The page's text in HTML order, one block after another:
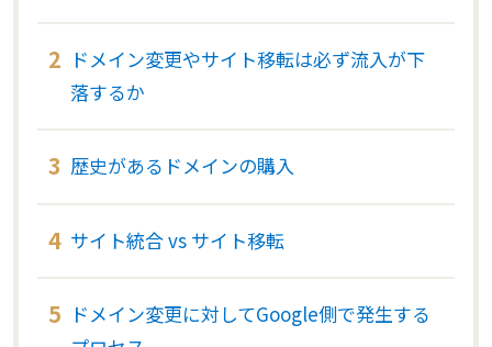
ドメイン変更やサイト移転は必ず流入が下
落するか
歴史があるドメインの購入
サイト統合 vs サイト移転
ドメイン変更に対してGoogle側で発生する